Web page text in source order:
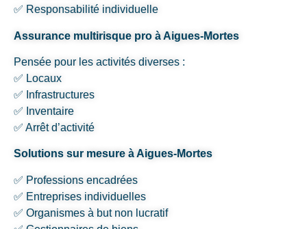
✅ Responsabilité individuelle
Assurance multirisque pro à Aigues-Mortes
Pensée pour les activités diverses :
✅ Locaux
✅ Infrastructures
✅ Inventaire
✅ Arrêt d’activité
Solutions sur mesure à Aigues-Mortes
✅ Professions encadrées
✅ Entreprises individuelles
✅ Organismes à but non lucratif